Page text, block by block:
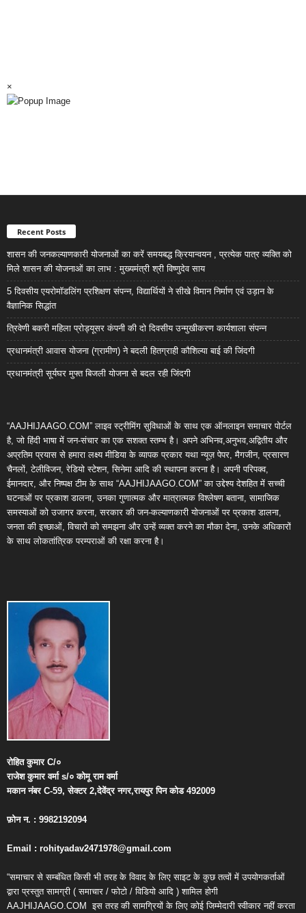
×
Recent Posts
शासन की जनकल्याणकारी योजनाओं का करें समयबद्ध क्रियान्वयन , प्रत्येक पात्र व्यक्ति को
मिले शासन की योजनाओं का लाभ : मुख्यमंत्री श्री विष्णुदेव साय
5 दिवसीय एयरोमॉडलिंग प्रशिक्षण संपन्न, विद्यार्थियों ने सीखे विमान निर्माण एवं उड़ान के
वैज्ञानिक सिद्धांत
त्रिवेणी बकरी महिला प्रोड्यूसर कंपनी की दो दिवसीय उन्मुखीकरण कार्यशाला संपन्न
प्रधानमंत्री आवास योजना (ग्रामीण) ने बदली हितग्राही कौशिल्या बाई की जिंदगी
प्रधानमंत्री सूर्यघर मुफ्त बिजली योजना से बदल रही जिंदगी
“AAJHIJAAGO.COM” लाइव स्ट्रीमिंग सुविधाओं के साथ एक ऑनलाइन समाचार पोर्टल
है, जो हिंदी भाषा में जन-संचार का एक सशक्त स्तम्भ है। अपने अभिनव,अनुभव,अद्वितीय और
अप्रतिम प्रयास से हमारा लक्ष्य मीडिया के व्यापक प्रकार यथा न्यूज़ पेपर, मैगजीन, प्रसारण
चैनलों, टेलीविजन, रेडियो स्टेशन, सिनेमा आदि की स्थापना करना है। अपनी परिपक्व,
ईमानदार, और निष्पक्ष टीम के साथ “AAJHIJAAGO.COM” का उद्देश्य देशहित में सच्ची
घटनाओं पर प्रकाश डालना, उनका गुणात्मक और मात्रात्मक विश्लेषण बताना, सामाजिक
समस्याओं को उजागर करना, सरकार की जन-कल्याणकारी योजनाओं पर प्रकाश डालना,
जनता की इच्छाओं, विचारों को समझना और उन्हें व्यक्त करने का मौका देना, उनके अधिकारों
के साथ लोकतांत्रिक परम्पराओं की रक्षा करना है।
रोहित कुमारC/०
राजेश कुमार वर्माs/० कोमू राम वर्मा
मकान नंबरC-59,सेक्टर2,देवेंद्र नगर,रायपुर पिन कोड492009
फ़ोन न. : 9982192094
Email : rohityadav2471978@gmail.com
“समाचार से सम्बंधित किसी भी तरह के विवाद के लिए साइट के कुछ तत्वों में उपयोगकर्ताओं
द्वारा प्रस्तुत सामग्री ( समाचार / फोटो / विडियो आदि ) शामिल होगी
AAJHIJAAGO.COM इस तरह की सामग्रियों के लिए कोई जिम्मेदारी स्वीकार नहीं करता